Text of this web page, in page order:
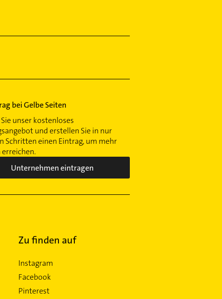
bei Gelbe Seiten
unser kostenloses
und erstellen Sie in nur
Schritten einen Eintrag, um mehr
erreichen.
Unternehmen eintragen
Zu finden auf
Instagram
Facebook
Pinterest